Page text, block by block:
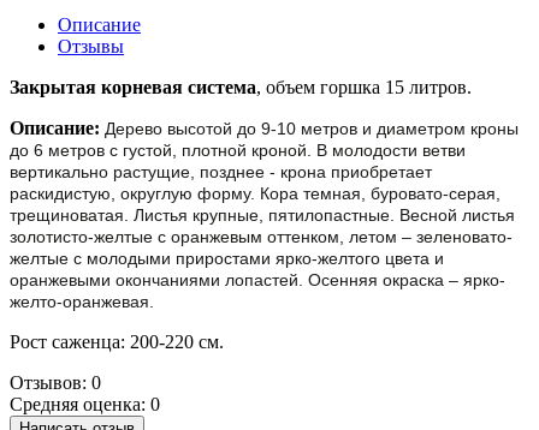
Описание
Отзывы
Закрытая корневая система, объем горшка 15 литров.
Описание: Дерево высотой до 9-10 метров и диаметром кроны
до 6 метров с густой, плотной кроной. В молодости ветви
вертикально растущие, позднее - крона приобретает
раскидистую, округлую форму. Кора темная, буровато-серая,
трещиноватая. Листья крупные, пятилопастные. Весной листья
золотисто-желтые с оранжевым оттенком, летом – зеленовато-
желтые с молодыми приростами ярко-желтого цвета и
оранжевыми окончаниями лопастей. Осенняя окраска – ярко-
желто-оранжевая.
Рост саженца: 200-220 см.
Отзывов: 0
Средняя оценка: 0